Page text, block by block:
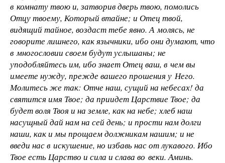
в комнату твою и, затворив дверь твою, помолись
Отцу твоему, Который втайне; и Отец твой,
видящий тайное, воздаст тебе явно. А молясь, не
говорите лишнего, как язычники, ибо они думают, что
в многословии своем будут услышаны; не
уподобляйтесь им, ибо знает Отец ваш, в чем вы
имеете нужду, прежде вашего прошения у Него.
Молитесь же так: Отче наш, сущий на небесах! да
святится имя Твое; да приидет Царствие Твое; да
будет воля Твоя и на земле, как на небе; хлеб наш
насущный дай нам на сей день; и прости нам долги
наши, как и мы прощаем должникам нашим; и не
введи нас в искушение, но избавь нас от лукавого. Ибо
Твое есть Царство и сила и слава во веки. Аминь.